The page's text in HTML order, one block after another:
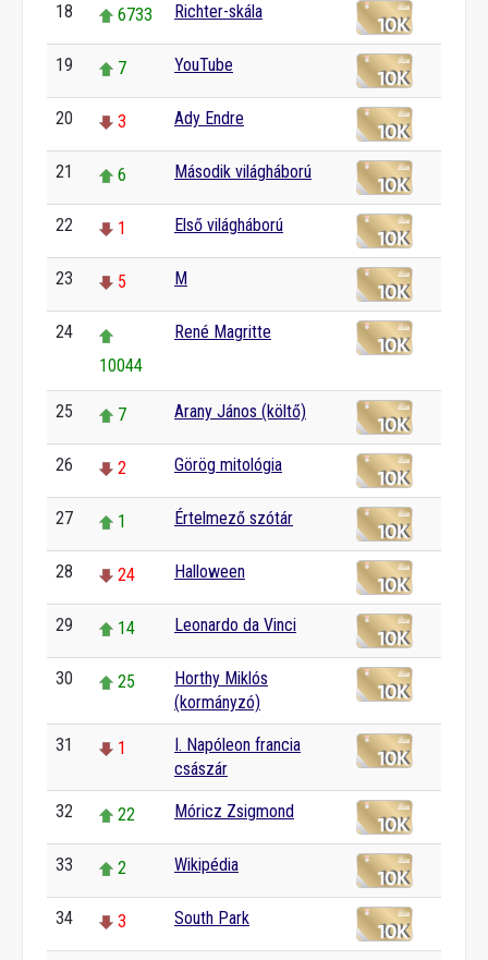
18 6733 Richter-skála
19 7 YouTube
20 3 Ady Endre
21 6 Második világháború
22 1 Első világháború
23 5 M
24
10044
René Magritte
25 7 Arany János (költő)
26 2 Görög mitológia
27 1 Értelmező szótár
28 24 Halloween
29 14 Leonardo da Vinci
30 25
Horthy Miklós
(kormányzó)
31 1
I. Napóleon francia
császár
32 22 Móricz Zsigmond
33 2 Wikipédia
34 3 South Park